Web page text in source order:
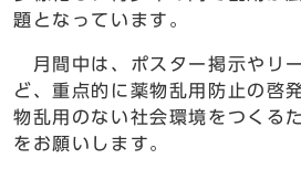
題となっています。
月間中は、ポスター掲示やリ
ど、重点的に薬物乱用防止の啓
物乱用のない社会環境をつくる
をお願いします。